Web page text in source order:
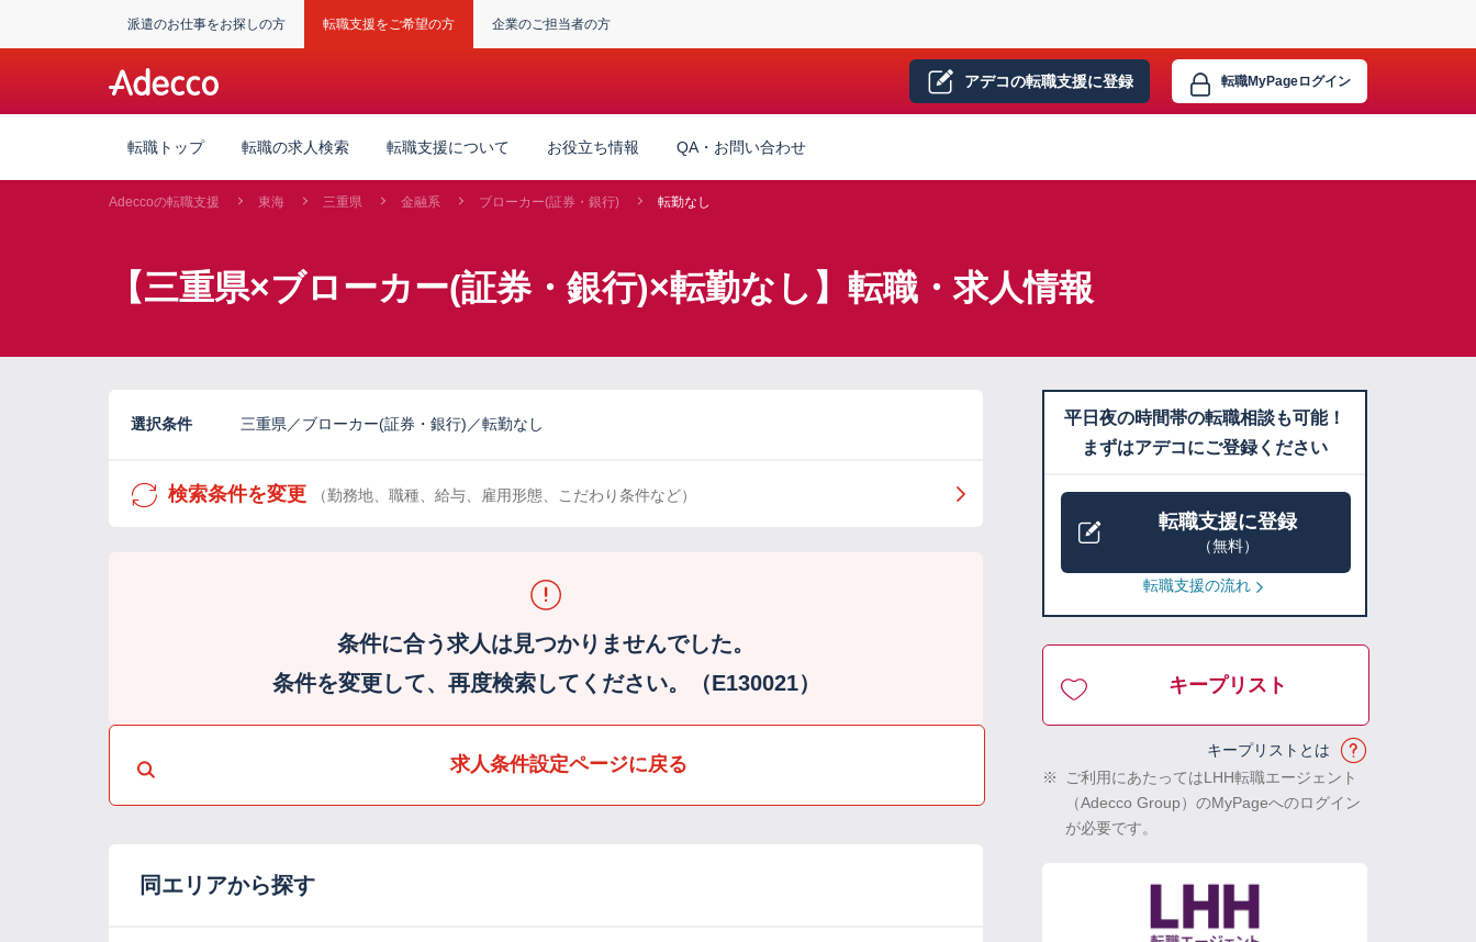
派遣のお仕事をお探しの方 転職支援をご希望の方 企業のご担当者の方
アデコの転職支援に登録 転職MyPageログイン
転職トップ 転職の求人検索 転職支援について お役立ち情報 QA・お問い合わせ
Adeccoの転職支援 東海 三重県 金融系 ブローカー(証券・銀行) 転勤なし
【三重県×ブローカー(証券・銀行)×転勤なし】転職・求人情報
選択条件 三重県／ブローカー(証券・銀行)／転勤なし
検索条件を変更 （勤務地、職種、給与、雇用形態、こだわり条件など）
条件に合う求人は見つかりませんでした。
条件を変更して、再度検索してください。（E130021）
求人条件設定ページに戻る
同エリアから探す
平日夜の時間帯の転職相談も可能！
まずはアデコにご登録ください
転職支援に登録
（無料）
転職支援の流れ
キープリスト
キープリストとは
※
ご利用にあたってはLHH転職エージェント
（Adecco Group）のMyPageへのログイン
が必要です。